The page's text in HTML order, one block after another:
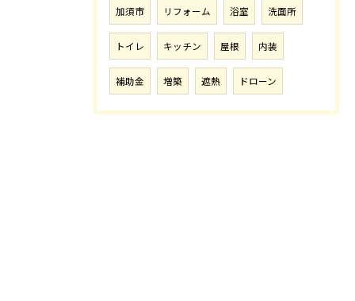
加須市 リフォーム 浴室 洗面所
トイレ キッチン 屋根 内装
補助金 増築 遮熱 ドローン